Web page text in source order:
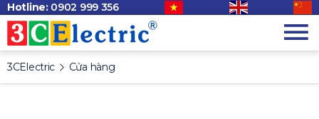
Hotline: 0902 999 356
3CElectric Cửa hàng